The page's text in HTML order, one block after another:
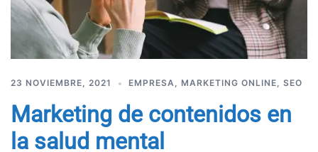
23 NOVIEMBRE, 2021 EMPRESA, MARKETING ONLINE, SEO
Marketing de contenidos en
la salud mental